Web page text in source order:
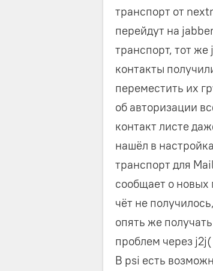
транспорт от
перейдут на
транспорт, тот
контакты
переместить их
об авторизации
контакт листе
нашёл в
транспорт для
сообщает о новых
чёт не
опять же
проблем через
В psi есть